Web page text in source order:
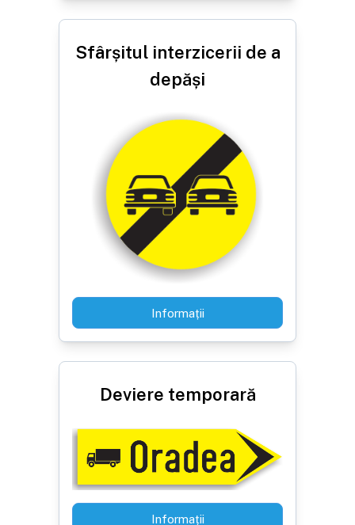
Sfârșitul interzicerii de a
depăși
Informații
Deviere temporară
Informații